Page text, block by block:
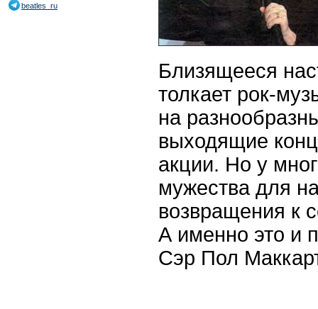
beatles_ru
Близящееся
толкает рок-
на
выходящие
акции. Но у
мужества для
возвращения к
А именно это и
Сэр Пол